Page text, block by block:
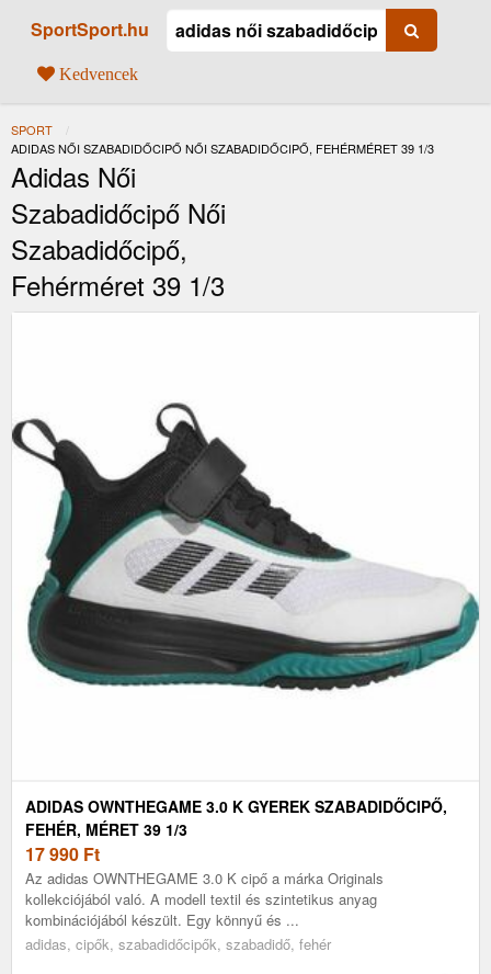
SportSport.hu
Kedvencek
SPORT
JELENLEGI:
ADIDAS NŐI SZABADIDŐCIPŐ NŐI SZABADIDŐCIPŐ, FEHÉRMÉRET 39 1/3
Adidas Női
Szabadidőcipő Női
Szabadidőcipő,
Fehérméret 39 1/3
ADIDAS OWNTHEGAME 3.0 K GYEREK SZABADIDŐCIPŐ,
FEHÉR, MÉRET 39 1/3
17 990 Ft
Az adidas OWNTHEGAME 3.0 K cipő a márka Originals
kollekciójából való. A modell textil és szintetikus anyag
kombinációjából készült. Egy könnyű és ...
adidas, cipők, szabadidőcipők, szabadidő, fehér